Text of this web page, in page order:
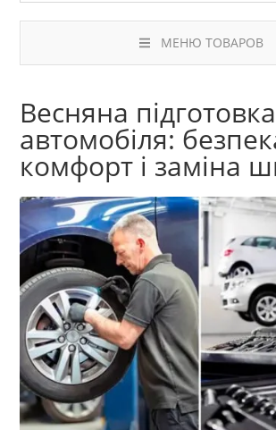
МЕНЮ ТОВАРОВ
Весняна підготовка
автомобіля:
комфорт і заміна